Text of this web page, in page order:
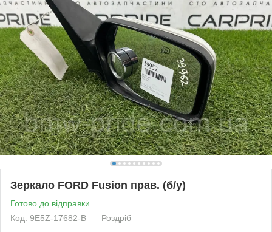
Зеркало FORD Fusion прав. (б/у)
Готово до відправки
Код: 9E5Z-17682-B
Роздріб